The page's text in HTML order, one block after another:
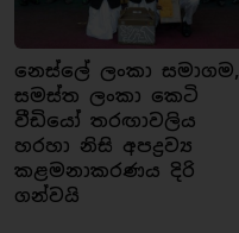
නෙස්ලේ ලංකා සමාගම,
සමස්ත ලංකා කෙටි
වීඩියෝ තරඟාවලිය
හරහා නිසි අපද්‍රව්‍ය
කළමනාකරණය දිරි
ගන්වයි